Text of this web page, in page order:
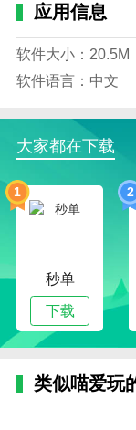
应用信息
软件大小：20.5M
软件语言：中文
大家都在下载
1
秒单
下载
2
类似喵爱玩